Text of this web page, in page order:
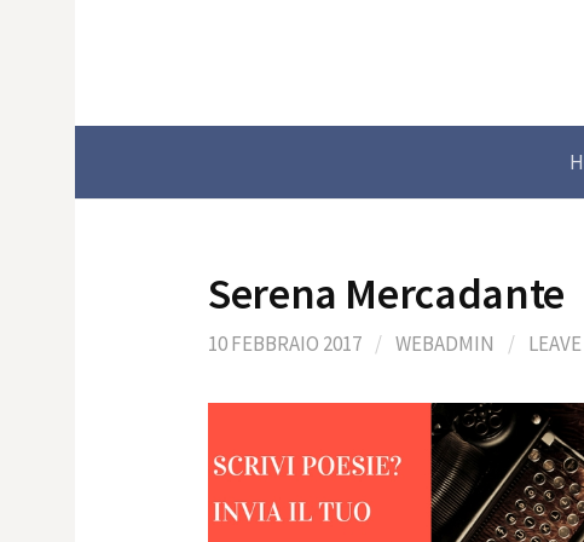
Serena Mercadante
10 FEBBRAIO 2017 / WEBADMIN /